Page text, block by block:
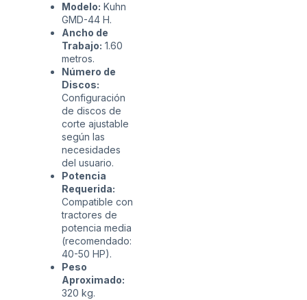
Modelo: Kuhn
GMD-44 H.
Ancho de
Trabajo: 1.60
metros.
Número de
Discos:
Configuración
de discos de
corte ajustable
según las
necesidades
del usuario.
Potencia
Requerida:
Compatible con
tractores de
potencia media
(recomendado:
40-50 HP).
Peso
Aproximado:
320 kg.